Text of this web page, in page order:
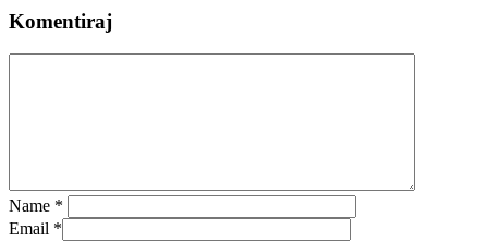
Komentiraj
Name *
Email *